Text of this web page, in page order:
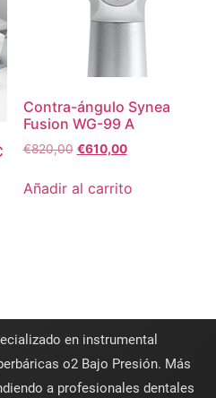
Contra-ángulo Synea
Fusion WG-99 A
€820,00 €610,00
Añadir al carrito
en instrumental
o2 Bajo Presión. Más
a profesionales dentales